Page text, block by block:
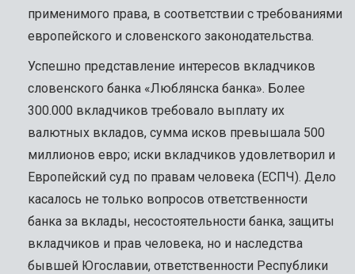
применимого права, в соответствии с требованиями
европейского и словенского законодательства.
Успешно представление интересов вкладчиков
словенского банка «Люблянска банка». Более
300.000 вкладчиков требовало выплату их
валютных вкладов, сумма исков превышала 500
миллионов евро; иски вкладчиков удовлетворил и
Европейский суд по правам человека (ЕСПЧ). Дело
касалось не только вопросов ответственности
банка за вклады, несостоятельности банка, защиты
вкладчиков и прав человека, но и наследства
бывшей Югославии, ответственности Республики